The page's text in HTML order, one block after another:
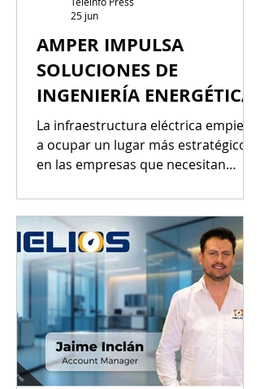
AMPER IMPULSA
SOLUCIONES DE
INGENIERÍA ENERGÉTICA
La infraestructura eléctrica empieza
a ocupar un lugar más estratégico
en las empresas que necesitan
preparación para nuevas
tecnologías. En el marco de Finergy
2026, Amper Group plantea la
ingeniería energética como una
respuesta integral para proyectos
que requieren respaldo técnico,
calidad de energía y soluciones
capaces de acompañar los nuevos
desafíos del mercado. Cada vez más
empresas requieren sistemas
25 jun